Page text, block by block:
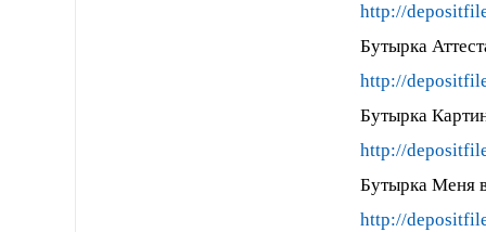
http://
Бутырка
http://
Бутырка
http://
Бутырка Меня
http://